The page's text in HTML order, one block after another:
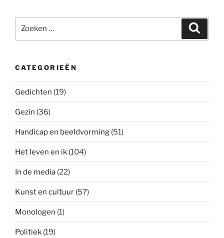
naar:
CATEGORIEËN
Gedichten (19)
Gezin (36)
Handicap en beeldvorming (51)
Het leven en ik (104)
In de media (22)
Kunst en cultuur (57)
Monologen (1)
Politiek (19)